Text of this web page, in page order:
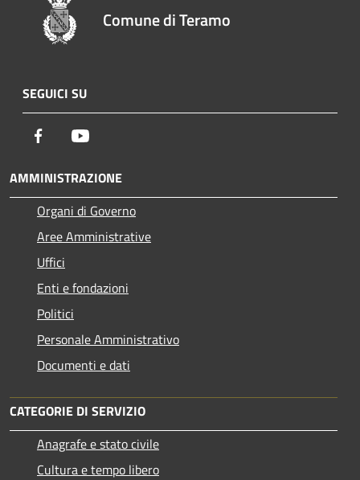
Comune di Teramo
SEGUICI SU
Facebook
AMMINISTRAZIONE
Organi di Governo
Aree Amministrative
Uffici
Enti e fondazioni
Politici
Personale Amministrativo
Documenti e dati
CATEGORIE DI SERVIZIO
Anagrafe e stato civile
Cultura e tempo libero